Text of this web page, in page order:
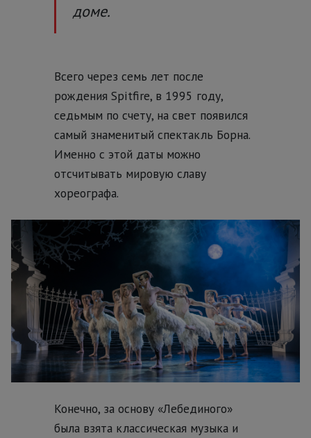
доме.
Всего через семь лет после
рождения Spitfire, в 1995 году,
седьмым по счету, на свет появился
самый знаменитый спектакль Борна.
Именно с этой даты можно
отсчитывать мировую славу
хореографа.
Конечно, за основу «Лебединого»
была взята классическая музыка и